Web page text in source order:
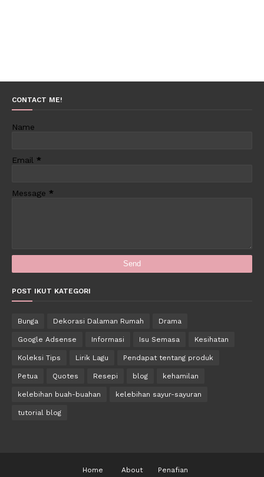
CONTACT ME!
Name
Email *
Message *
POST IKUT KATEGORI
Bunga Dekorasi Dalaman Rumah Drama
Google Adsense Informasi Isu Semasa Kesihatan
Koleksi Tips Lirik Lagu Pendapat tentang produk
Petua Quotes Resepi blog kehamilan
kelebihan buah-buahan kelebihan sayur-sayuran
tutorial blog
Home About Penafian